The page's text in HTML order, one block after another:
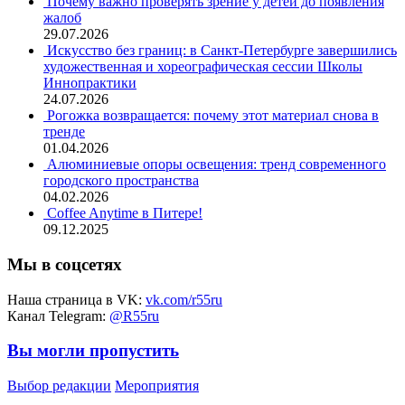
жалоб
29.07.2026
Искусство без границ: в Санкт-Петербурге завершились
художественная и хореографическая сессии Школы
Иннопрактики
24.07.2026
Рогожка возвращается: почему этот материал снова в
тренде
01.04.2026
Алюминиевые опоры освещения: тренд современного
городского пространства
04.02.2026
Coffee Anytime в Питере!
09.12.2025
Мы в соцсетях
Наша страница в VK: vk.com/r55ru
Канал Telegram: @R55ru
Вы могли пропустить
Выбор редакции Мероприятия